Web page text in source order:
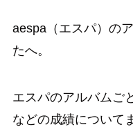
aespa（エスパ）の
たへ。
エスパのアルバムご
などの成績について